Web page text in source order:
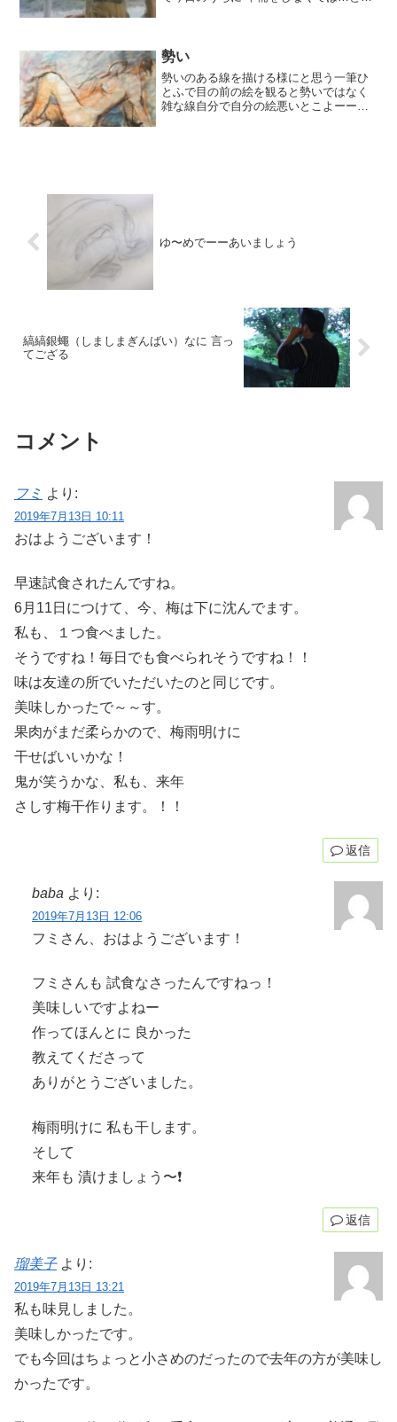
中掃除、洗濯、冷...
勢い
勢いのある線を描ける様にと思う一筆ひ
とふで目の前の絵を観ると勢いではなく
雑な線自分で自分の絵悪いとこよーーー
ゆ〜めでーーあいましょう
縞縞銀蠅（しましまぎんばい）なに 言っ
てござる
コメント
フミ より:
2019年7月13日 10:11
おはようございます！
早速試食されたんですね。
6月11日につけて、今、梅は下に沈んでます。
私も、１つ食べました。
そうですね！毎日でも食べられそうですね！！
味は友達の所でいただいたのと同じです。
美味しかったで～～す。
果肉がまだ柔らかので、梅雨明けに
干せばいいかな！
鬼が笑うかな、私も、来年
さしす梅干作ります。！！
返信
baba より:
2019年7月13日 12:06
フミさん、おはようございます！
フミさんも 試食なさったんですねっ！
美味しいですよねー
作ってほんとに 良かった
教えてくださって
ありがとうございました。
梅雨明けに 私も干します。
そして
来年も 漬けましょう〜❗️
返信
瑠美子 より:
2019年7月13日 13:21
私も味見しました。
美味しかったです。
でも今回はちょっと小さめのだったので去年の方が美味し
かったです。